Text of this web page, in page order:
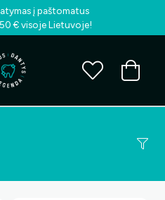
į paštomatus
€ visoje Lietuvoje!